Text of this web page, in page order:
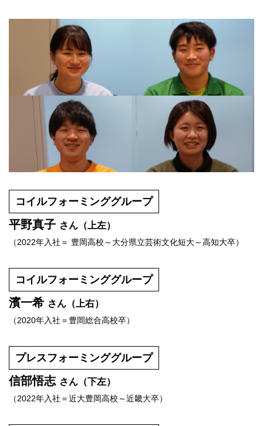
コイルフォーミンググループ
平野真子 （上左）
（2022年入社＝ 豊岡高校～大分県立芸術文化短大～高知大卒）
コイルフォーミンググループ
濱一希 （上右）
（2020年入社＝豊岡総合高校卒）
プレスフォーミンググループ
信部悟志 （下左）
（2022年入社＝近大豊岡高校～近畿大卒）